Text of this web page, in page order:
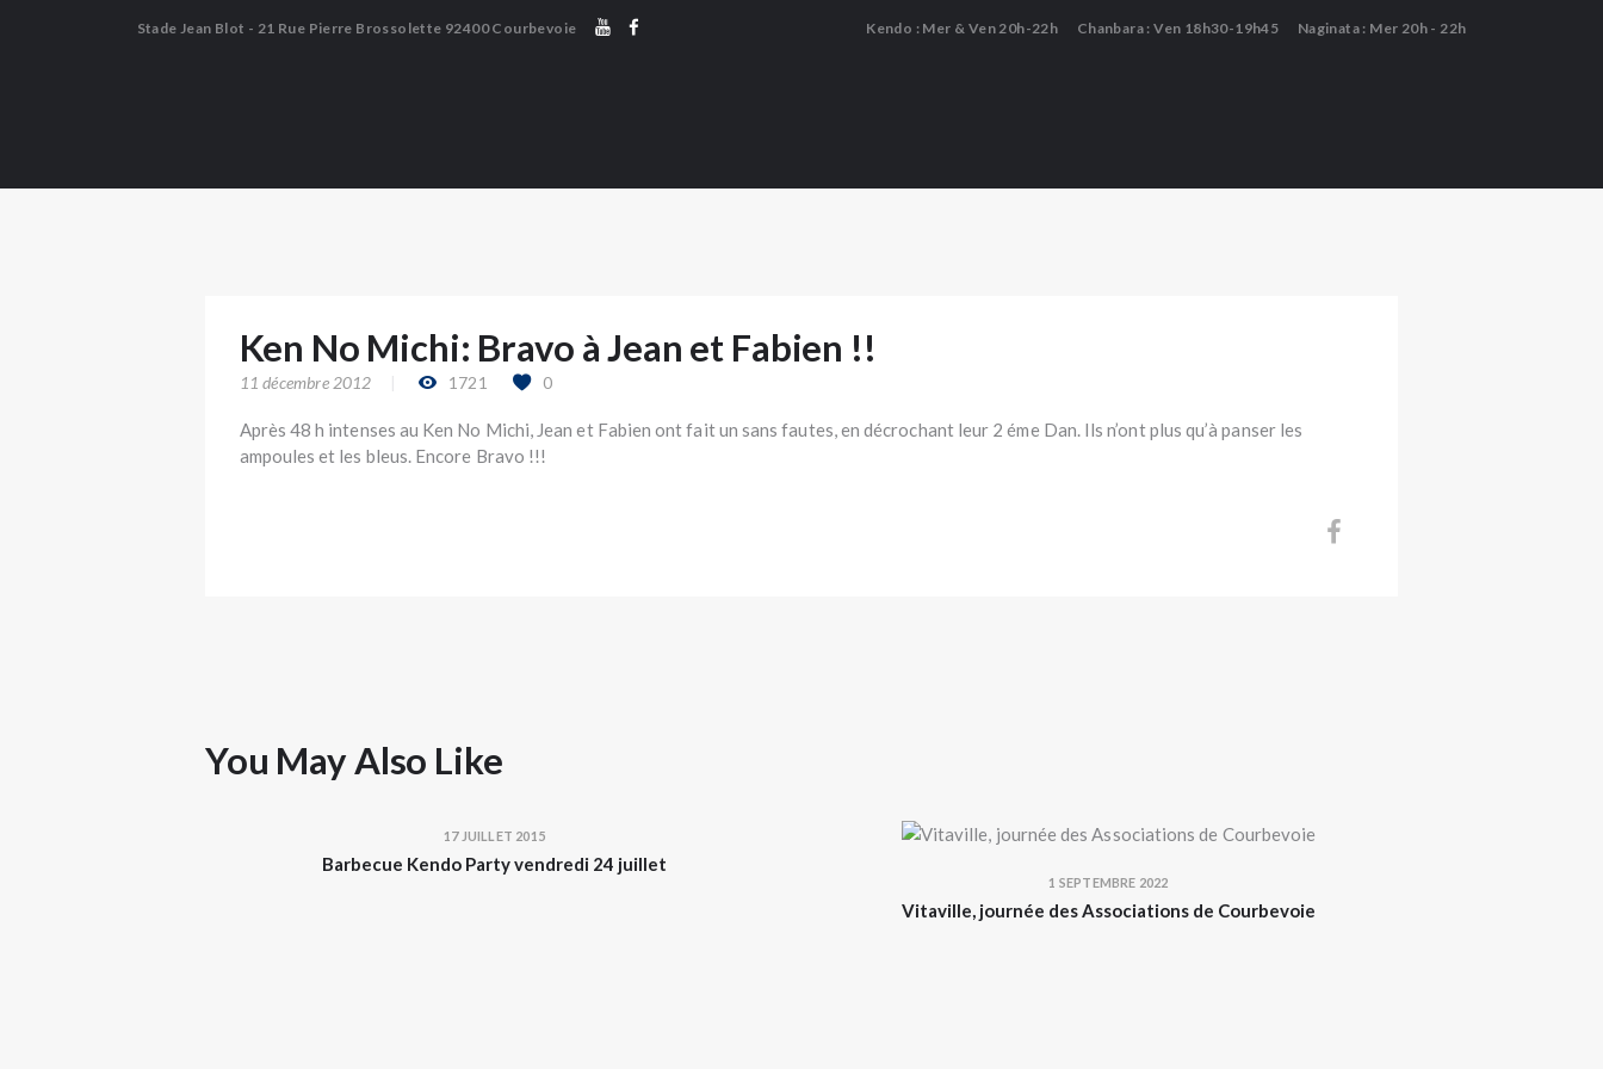
Stade Jean Blot - 21 Rue Pierre Brossolette 92400 Courbevoie Kendo : Mer & Ven 20h-22h Chanbara : Ven 18h30-19h45 Naginata : Mer 20h - 22h
LE DOJO
👤 ESPACE MEMBRE
Ken No Michi: Bravo à Jean et Fabien !!
11 décembre 2012 1721 0
Après 48 h intenses au Ken No Michi, Jean et Fabien ont fait un sans fautes, en décrochant leur 2 éme Dan. Ils n’ont plus qu’à panser les
ampoules et les bleus. Encore Bravo !!!
You May Also Like
17 JUILLET 2015
Barbecue Kendo Party vendredi 24 juillet
1 SEPTEMBRE 2022
Vitaville, journée des Associations de Courbevoie